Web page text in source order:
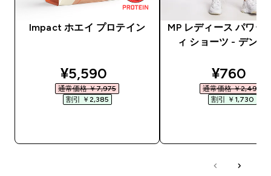
Impact ホエイ プロテイン
discounted price
¥5,590‎
通常価格 ￥7,975‎
割引 ￥2,385‎
MP レディース パワー
ィ ショーツ - デンジ
¥760‎
通常価格 ￥2,490‎
割引 ￥1,730‎